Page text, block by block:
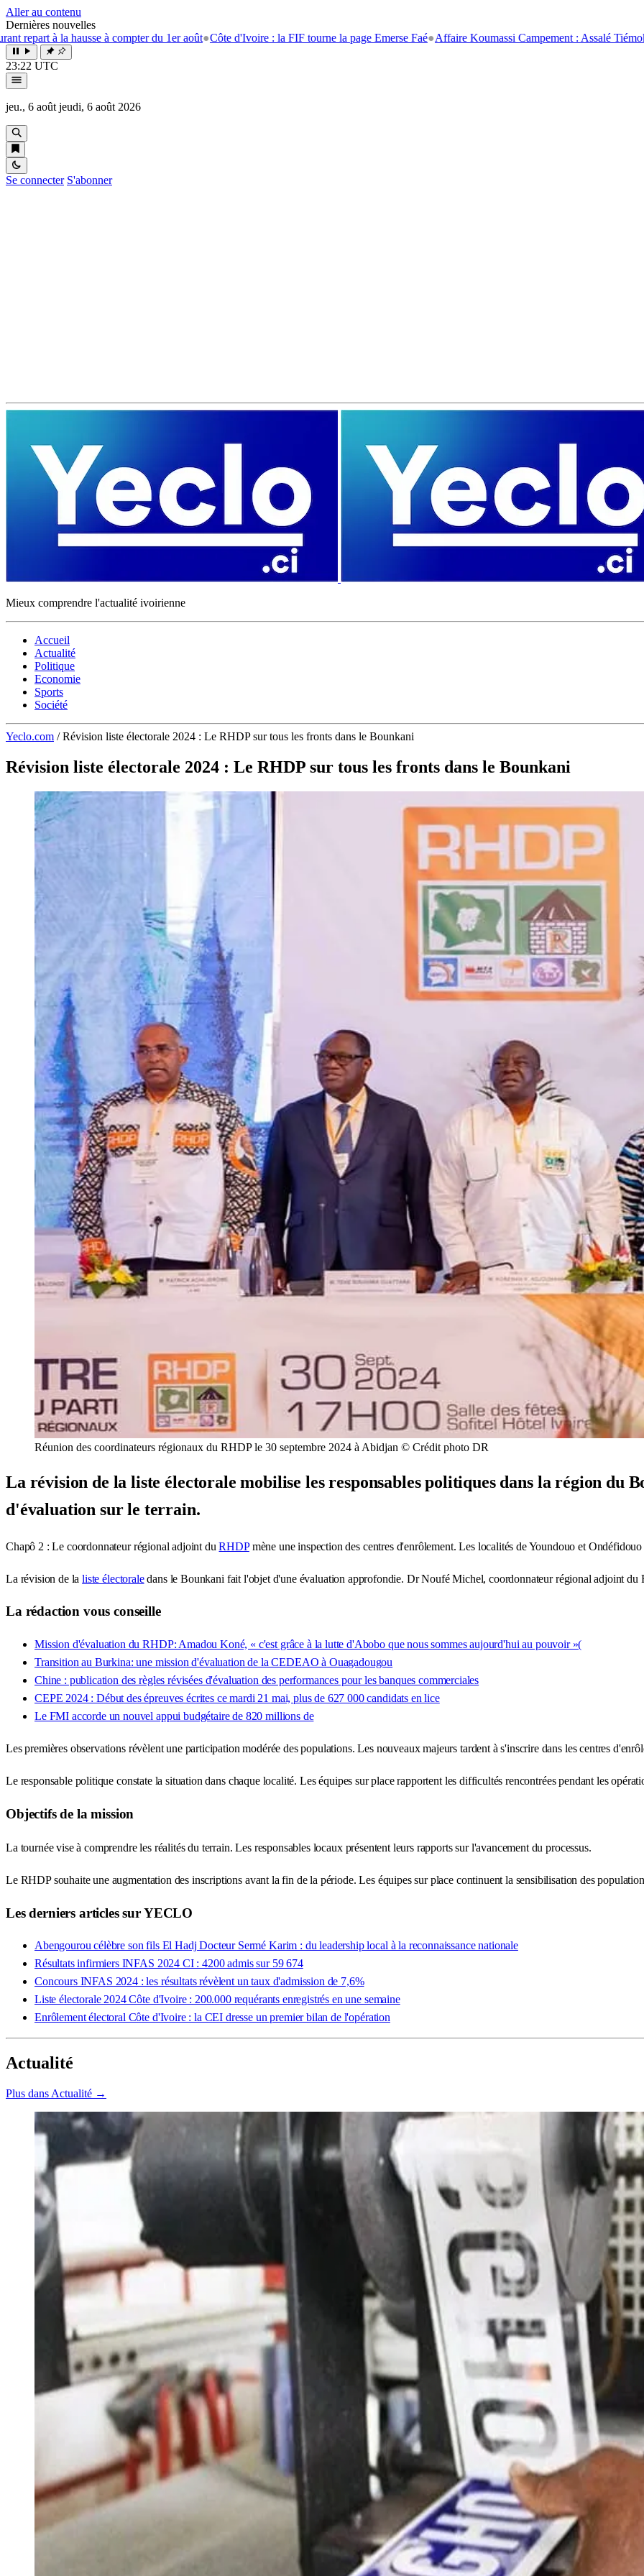
Aller au contenu
Dernières nouvelles
la hausse à compter du 1er août●Côte d'Ivoire : la FIF tourne la page Emerse Faé●Affaire Koumassi Campement : Assalé Tiémoko et
23:22 UTC
jeu., 6 août jeudi, 6 août 2026
Se connecter S'abonner
Mieux comprendre l'actualité ivoirienne
Accueil
Actualité
Politique
Economie
Sports
Société
Yeclo.com / Révision liste électorale 2024 : Le RHDP sur tous les fronts dans le Bounkani
Révision liste électorale 2024 : Le RHDP sur tous les fronts dans le Bounkani
Réunion des coordinateurs régionaux du RHDP le 30 septembre 2024 à Abidjan © Crédit photo DR
La révision de la liste électorale mobilise les responsables politiques dans la région du
d'évaluation sur le terrain.
Chapô 2 : Le coordonnateur régional adjoint duRHDPmène une inspection des centres d'enrôlement. Les localités de Youndouo et
La révision de laliste électoraledans le Bounkani fait l'objet d'une évaluation approfondie. Dr Noufé Michel, coordonnateur régional adjoint du
La rédaction vous conseille
Mission d'évaluation du RHDP: Amadou Koné, « c'est grâce à la lutte d'Abobo que nous sommes aujourd'hui au pouvoir »(
Transition au Burkina: une mission d'évaluation de la CEDEAO à Ouagadougou
Chine : publication des règles révisées d'évaluation des performances pour les banques commerciales
CEPE 2024 : Début des épreuves écrites ce mardi 21 mai, plus de 627 000 candidats en lice
Le FMI accorde un nouvel appui budgétaire de 820 millions de
Les premières observations révèlent une participation modérée des populations. Les nouveaux majeurs tardent à s'inscrire dans les centres
Le responsable politique constate la situation dans chaque localité. Les équipes sur place rapportent les difficultés rencontrées pendant les
Objectifs de la mission
La tournée vise à comprendre les réalités du terrain. Les responsables locaux présentent leurs rapports sur l'avancement du processus.
Le RHDP souhaite une augmentation des inscriptions avant la fin de la période. Les équipes sur place continuent la sensibilisation des
Les derniers articles sur YECLO
Abengourou célèbre son fils El Hadj Docteur Sermé Karim : du leadership local à la reconnaissance nationale
Résultats infirmiers INFAS 2024 CI : 4200 admis sur 59 674
Concours INFAS 2024 : les résultats révèlent un taux d'admission de 7,6%
Liste électorale 2024 Côte d'Ivoire : 200.000 requérants enregistrés en une semaine
Enrôlement électoral Côte d'Ivoire : la CEI dresse un premier bilan de l'opération
Actualité
Plus dans Actualité →